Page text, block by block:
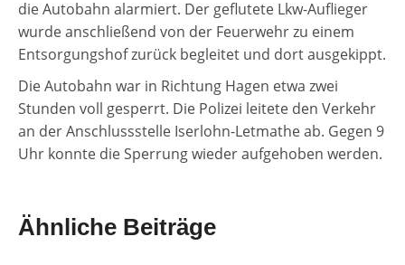
die Autobahn alarmiert. Der geflutete Lkw-Auflieger
wurde anschließend von der Feuerwehr zu einem
Entsorgungshof zurück begleitet und dort ausgekippt.
Die Autobahn war in Richtung Hagen etwa zwei
Stunden voll gesperrt. Die Polizei leitete den Verkehr
an der Anschlussstelle Iserlohn-Letmathe ab. Gegen 9
Uhr konnte die Sperrung wieder aufgehoben werden.
Ähnliche Beiträge